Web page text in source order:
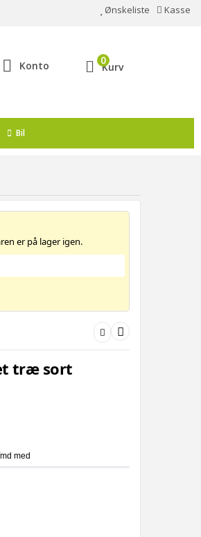
Ønskeliste Kasse
Konto Kurv
0
Bil
er på lager igen.
træ sort